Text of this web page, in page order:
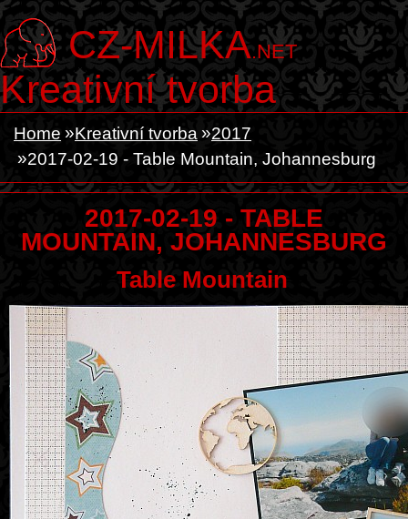
CZ-MILKA.NET
Kreativní tvorba
Home Kreativní tvorba
2017
2017-02-19 - Table Mountain, Johannesburg
2017-02-19 - TABLE
MOUNTAIN, JOHANNESBURG
Table Mountain